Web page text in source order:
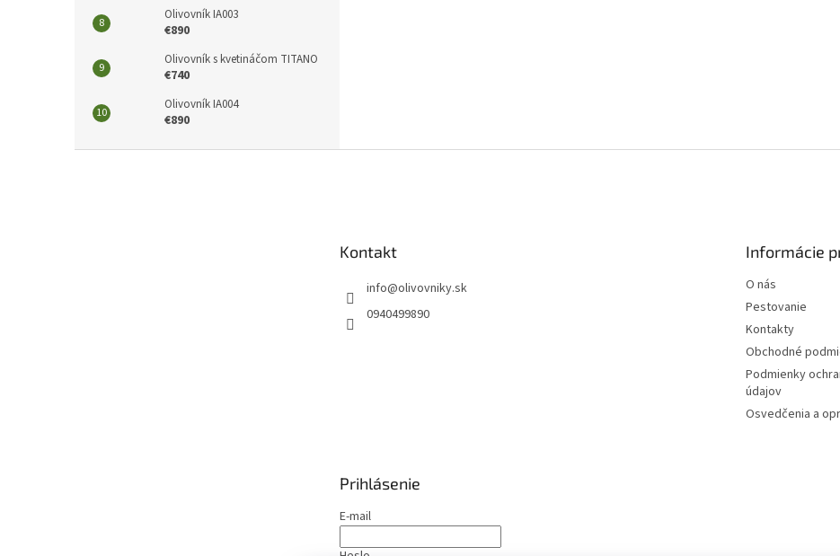
Olivovník IA003
€890
Olivovník s kvetináčom TITANO
€740
Olivovník IA004
€890
Kontakt
info@olivovniky.sk
0940499890
Informácie
O nás
Pestovanie
Kontakty
Obchodné
Podmienky
údajov
Osvedčenia a
Prihlásenie
E-mail